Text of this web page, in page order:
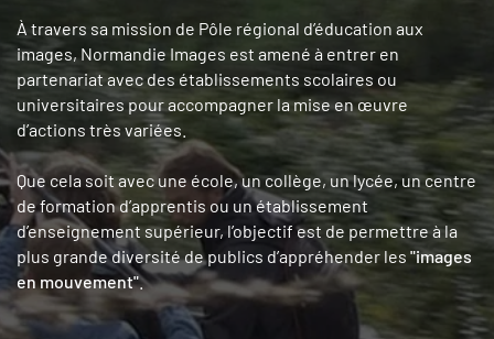
À travers sa mission de Pôle régional d’éducation aux
images, Normandie Images est amené à entrer en
partenariat avec des établissements scolaires ou
universitaires pour accompagner la mise en œuvre
d’actions très variées.
Que cela soit avec une école, un collège, un lycée, un centre
de formation d’apprentis ou un établissement
d’enseignement supérieur, l’objectif est de permettre à la
plus grande diversité de publics d’appréhender les "images
en mouvement".